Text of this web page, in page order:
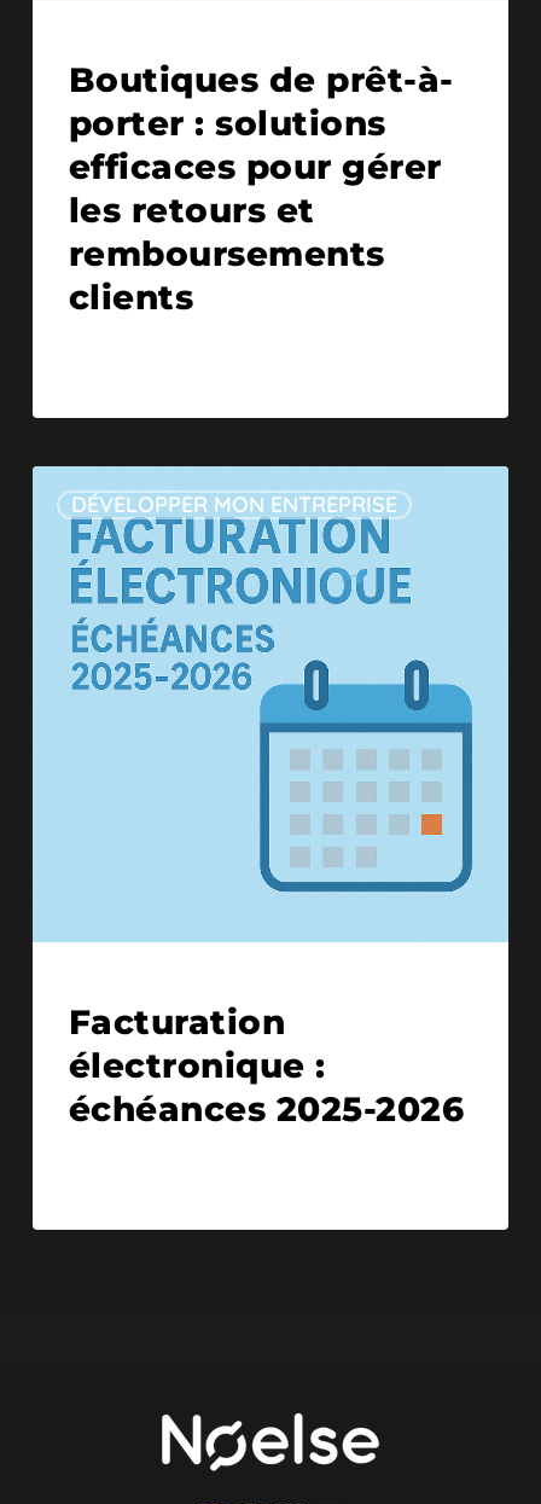
Boutiques de prêt-à-
porter : solutions
efficaces pour gérer
les retours et
remboursements
clients
DÉVELOPPER MON ENTREPRISE
Facturation
électronique :
échéances 2025-2026